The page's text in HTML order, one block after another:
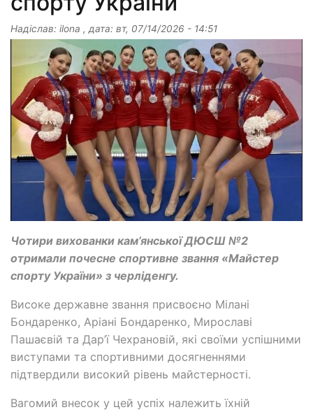
Надіслав: ilona , дата: вт, 07/14/2026 - 14:51
Чотири вихованки кам’янської ДЮСШ №2
отримали почесне спортивне звання «Майстер
спорту України» з черліденгу.
Високе державне звання присвоєно Мілані
Бондаренко, Аріані Бондаренко, Мирославі
Пашаєвій та Дар’ї Чехрановій, які своїми успішними
виступами та спортивними досягненнями
підтвердили високий рівень майстерності.
Вагомий внесок у цей успіх належить їхній